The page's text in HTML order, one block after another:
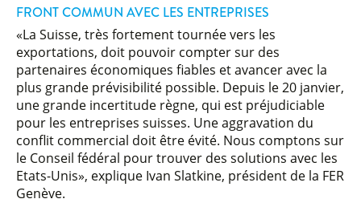
FRONT COMMUN AVEC LES ENTREPRISES
«La Suisse, très fortement tournée vers les
exportations, doit pouvoir compter sur des
partenaires économiques fiables et avancer avec la
plus grande prévisibilité possible. Depuis le 20 janvier,
une grande incertitude règne, qui est préjudiciable
pour les entreprises suisses. Une aggravation du
conflit commercial doit être évité. Nous comptons sur
le Conseil fédéral pour trouver des solutions avec les
Etats-Unis», explique Ivan Slatkine, président de la FER
Genève.